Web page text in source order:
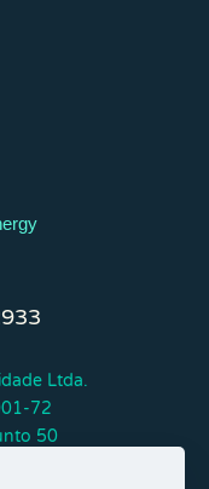
Ltda.
72
50